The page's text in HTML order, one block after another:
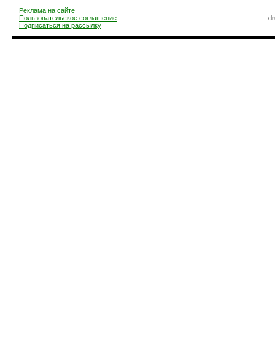
Реклама на сайте
Пользовательское соглашение
Подписаться на рассылку